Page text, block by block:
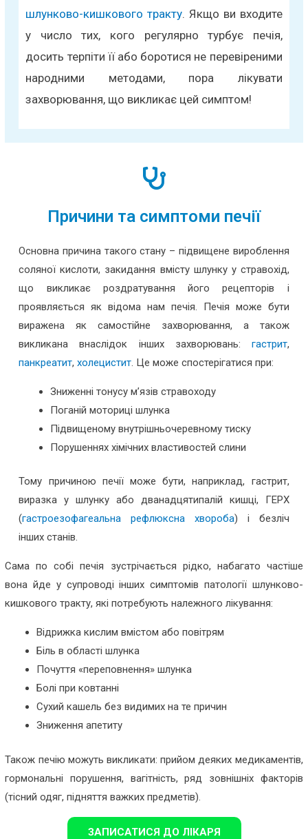
шлунково-кишкового тракту. Якщо ви входите
у число тих, кого регулярно турбує печія,
досить терпіти її або боротися не перевіреними
народними методами, пора лікувати
захворювання, що викликає цей симптом!
Причини та симптоми печії
Основна причина такого стану – підвищене вироблення
соляної кислоти, закидання вмісту шлунку у стравохід,
що викликає роздратування його рецепторів і
проявляється як відома нам печія. Печія може бути
виражена як самостійне захворювання, а також
викликана внаслідок інших захворювань: гастрит,
панкреатит,холецистит. Це може спостерігатися при:
Зниженні тонусу м’язів стравоходу
Поганій моториці шлунка
Підвищеному внутрішньочеревному тиску
Порушеннях хімічних властивостей слини
Тому причиною печії може бути, наприклад, гастрит,
виразка у шлунку або дванадцятипалій кишці, ГЕРХ
(гастроезофагеальна рефлюксна хвороба) і безліч
інших станів.
Сама по собі печія зустрічається рідко, набагато частіше
вона йде у супроводі інших симптомів патології шлунково-
кишкового тракту, які потребують належного лікування:
Відрижка кислим вмістом або повітрям
Біль в області шлунка
Почуття «переповнення» шлунка
Болі при ковтанні
Сухий кашель без видимих на те причин
Зниження апетиту
Також печію можуть викликати: прийом деяких медикаментів,
гормональні порушення, вагітність, ряд зовнішніх факторів
(тісний одяг, підняття важких предметів).
ЗАПИСАТИСЯ ДО ЛІКАРЯ